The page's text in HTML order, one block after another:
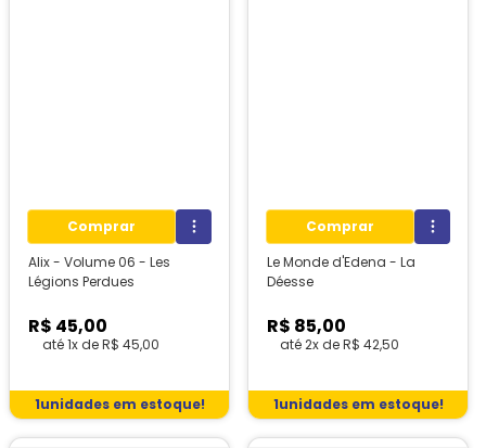
1unidades em estoque!
Comprar
Alix - Volume 06 - Les
Légions Perdues
R$ 45,00
até1x deR$ 45,00
1unidades em estoque!
Comprar
Le Monde d'Edena - La
Déesse
R$ 85,00
até2x deR$ 42,50